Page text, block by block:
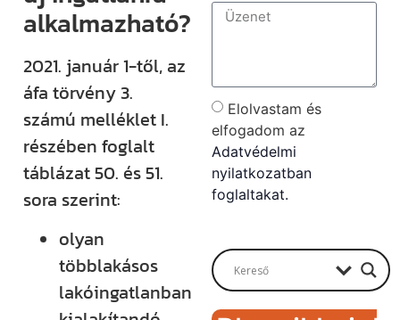
alkalmazható?
2021. január 1-től, az
áfa törvény 3.
számú melléklet I.
részében foglalt
táblázat 50. és 51.
sora szerint:
olyan
többlakásos
lakóingatlanban
Elolvastam és
elfogadom az
Adatvédelmi
nyilatkozatban
foglaltakat.